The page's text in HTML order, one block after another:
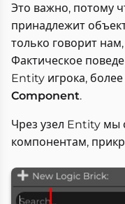
Это важно, потому
принадлежит
только говорит
Фактическое
Entity игрока,
Component.
Чрез узел Entity мы
компонентам,